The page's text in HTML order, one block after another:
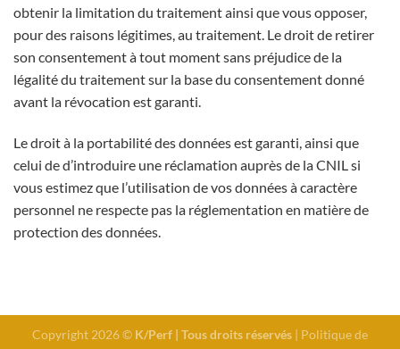
obtenir la limitation du traitement ainsi que vous opposer,
pour des raisons légitimes, au traitement. Le droit de retirer
son consentement à tout moment sans préjudice de la
légalité du traitement sur la base du consentement donné
avant la révocation est garanti.
Le droit à la portabilité des données est garanti, ainsi que
celui de d’introduire une réclamation auprès de la CNIL si
vous estimez que l’utilisation de vos données à caractère
personnel ne respecte pas la réglementation en matière de
protection des données.
Copyright 2026 © K/Perf | Tous droits réservés | Politique de